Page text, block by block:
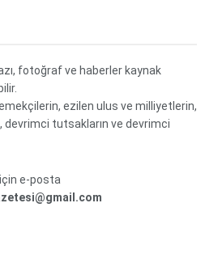
fotoğraf ve haberler kaynak
ezilen ulus ve milliyetlerin,
devrimci tutsakların ve devrimci
e-posta